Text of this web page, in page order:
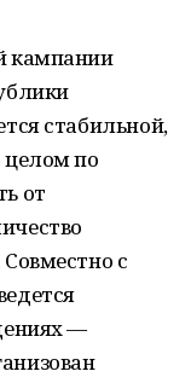
кампании
стабильной,
целом по
от
с
—